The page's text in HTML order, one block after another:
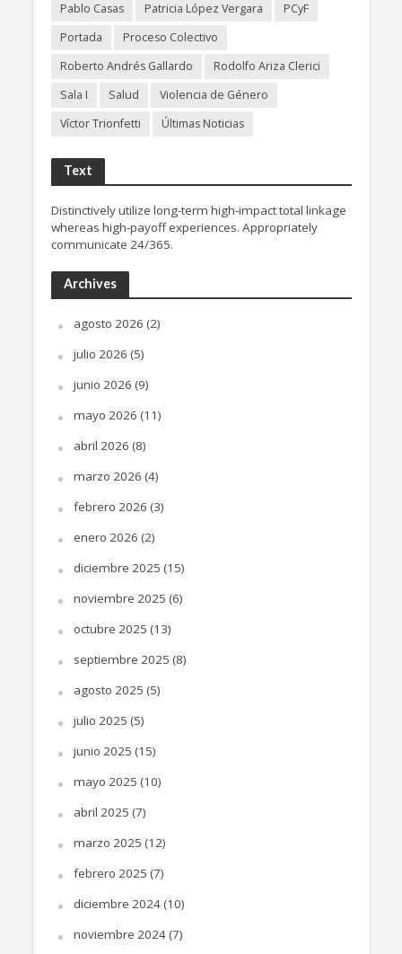
Pablo Casas
Patricia López Vergara
PCyF
Portada
Proceso Colectivo
Roberto Andrés Gallardo
Rodolfo Ariza Clerici
Sala I
Salud
Violencia de Género
Víctor Trionfetti
Últimas Noticias
Text
Distinctively utilize long-term high-impact total linkage
whereas high-payoff experiences. Appropriately
communicate 24/365.
Archives
agosto 2026 (2)
julio 2026 (5)
junio 2026 (9)
mayo 2026 (11)
abril 2026 (8)
marzo 2026 (4)
febrero 2026 (3)
enero 2026 (2)
diciembre 2025 (15)
noviembre 2025 (6)
octubre 2025 (13)
septiembre 2025 (8)
agosto 2025 (5)
julio 2025 (5)
junio 2025 (15)
mayo 2025 (10)
abril 2025 (7)
marzo 2025 (12)
febrero 2025 (7)
diciembre 2024(10)
noviembre 2024(7)